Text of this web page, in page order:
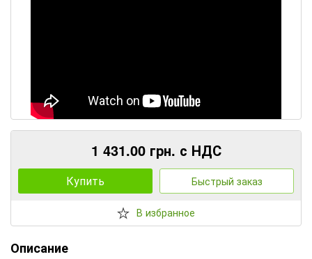
1 431.00 грн. с НДС
Купить Быстрый заказ
В избранное
Описание